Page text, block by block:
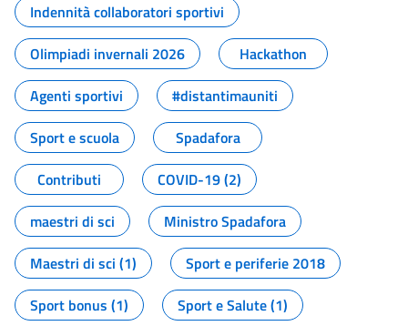
Indennità collaboratori sportivi
Olimpiadi invernali 2026
Hackathon
Agenti sportivi
#distantimauniti
Sport e scuola
Spadafora
Contributi
COVID-19 (2)
maestri di sci
Ministro Spadafora
Maestri di sci (1)
Sport e periferie 2018
Sport bonus (1)
Sport e Salute (1)